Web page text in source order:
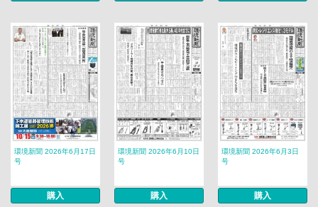
環境新聞 2026年6月17日
号
購入
環境新聞 2026年6月10日
号
購入
環境新聞 2026年6月3日
号
購入